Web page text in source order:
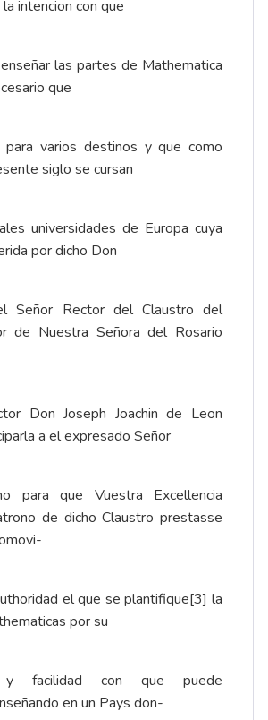
intencion con que
las partes de Mathematica
que
para varios destinos y que como
siglo se cursan
universidades de Europa cuya
por dicho Don
Señor Rector del Claustro del
de Nuestra Señora del Rosario
Don Joseph Joachin de Leon
a el expresado Señor
para que Vuestra Excellencia
de dicho Claustro prestasse
el que se plantifique[3] la
por su
y facilidad con que puede
en un Pays don-